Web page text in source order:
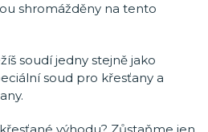
shromážděny na tento
soudí jedny stejně jako
soud pro křesťany a